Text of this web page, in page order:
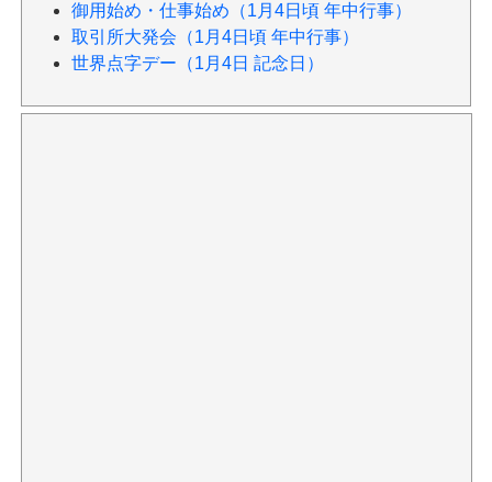
御用始め・仕事始め（1月4日頃 年中行事）
取引所大発会（1月4日頃 年中行事）
世界点字デー（1月4日 記念日）